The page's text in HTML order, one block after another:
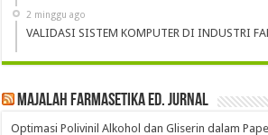
2 minggu ago
VALIDASI SISTEM KOMPUTER DI INDUSTRI
Majalah Farmasetika Ed. Jurnal
Optimasi Polivinil Alkohol dan Gliserin dalam